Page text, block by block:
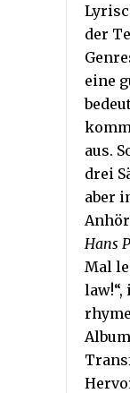
der
eine
aus.
drei
aber
Hans
Mal
law!“,